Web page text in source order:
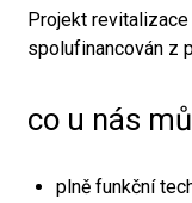
Projekt
spolufinancován z
co u nás
plně funkční